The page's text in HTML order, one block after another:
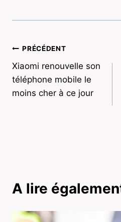
Navigation
de
l’article
PRÉCÉDENT
Xiaomi renouvelle son
téléphone mobile le
moins cher à ce jour
A lire